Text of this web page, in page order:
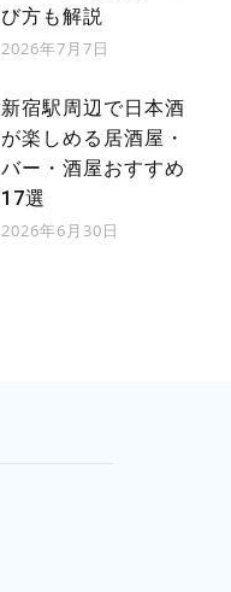
び方も解説
2026年7月7日
新宿駅周辺で日本酒
が楽しめる居酒屋・
バー・酒屋おすすめ
17選
2026年6月30日